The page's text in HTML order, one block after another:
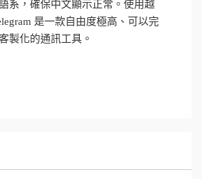
系，確保中文顯示正常。使用越
是一款自由度極高、可以完
製化的通訊工具。